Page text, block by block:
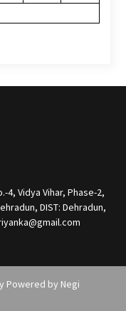
4, Vidya Vihar, Phase-2,
DIST: Dehradun,
Powered by Negi